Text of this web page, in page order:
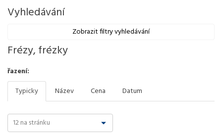
Vyhledávání
Zobrazit filtry vyhledávání
Frézy, frézky
řazení:
Typicky
Název Cena Datum